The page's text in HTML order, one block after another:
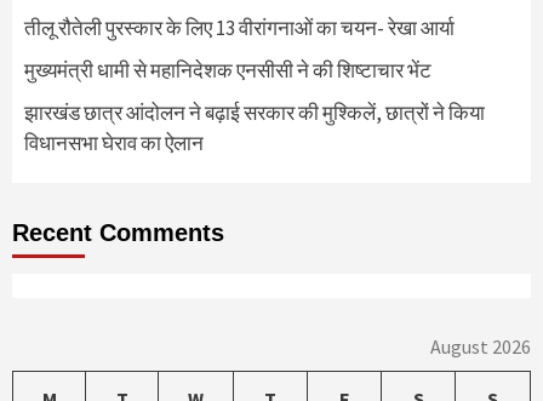
तीलू रौतेली पुरस्कार के लिए 13 वीरांगनाओं का चयन- रेखा आर्या
मुख्यमंत्री धामी से महानिदेशक एनसीसी ने की शिष्टाचार भेंट
झारखंड छात्र आंदोलन ने बढ़ाई सरकार की मुश्किलें, छात्रों ने किया
विधानसभा घेराव का ऐलान
Recent Comments
August 2026